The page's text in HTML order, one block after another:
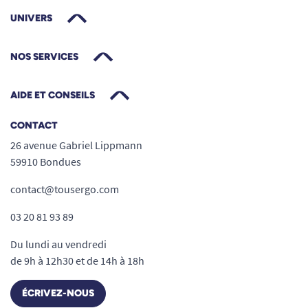
fenêtres, coins de meubles, portes
Pour les personnes malvoyantes
chute ou d’accident
font un accessoire indispensable pour répondre
rapidement aux besoins de signalisation
travaux, de réorganisation d’espace ou pour
Respect des normes et durabilité
Photoluminescent
DIN 67510, brille plusieurs heures dans
l’obscurité après une exposition lumineuse
UNIVERS
NOS SERVICES
AIDE ET CONSEILS
CONTACT
26 avenue Gabriel Lippmann
59910 Bondues
contact@tousergo.com
03 20 81 93 89
Du lundi au vendredi
de 9h à 12h30 et de 14h à 18h
ÉCRIVEZ-NOUS